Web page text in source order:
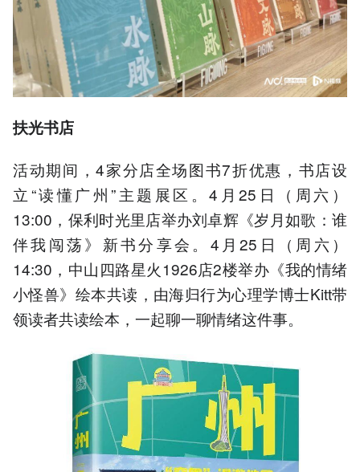
扶光书店
活动期间，4家分店全场图书7折优惠，书店设
立“读懂广州”主题展区。4月25日（周六）
13:00，保利时光里店举办刘卓辉《岁月如歌：谁
伴我闯荡》新书分享会。4月25日（周六）
14:30，中山四路星火1926店2楼举办《我的情绪
小怪兽》绘本共读，由海归行为心理学博士Kitt带
领读者共读绘本，一起聊一聊情绪这件事。